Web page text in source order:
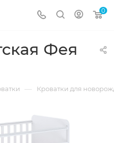
0
Фея
— Кроватки для